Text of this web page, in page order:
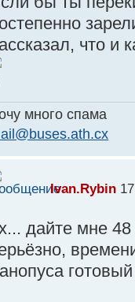
что и
много спама
Ivan.Rybin
дайте мне